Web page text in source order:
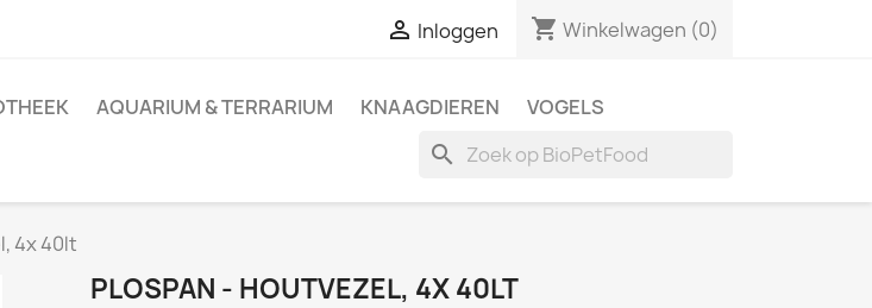
 Inloggen shopping_cart Winkelwagen (0)
AQUARIUM & TERRARIUM KNAAGDIEREN VOGELS
search
4x 40lt
PLOSPAN - HOUTVEZEL, 4X 40LT